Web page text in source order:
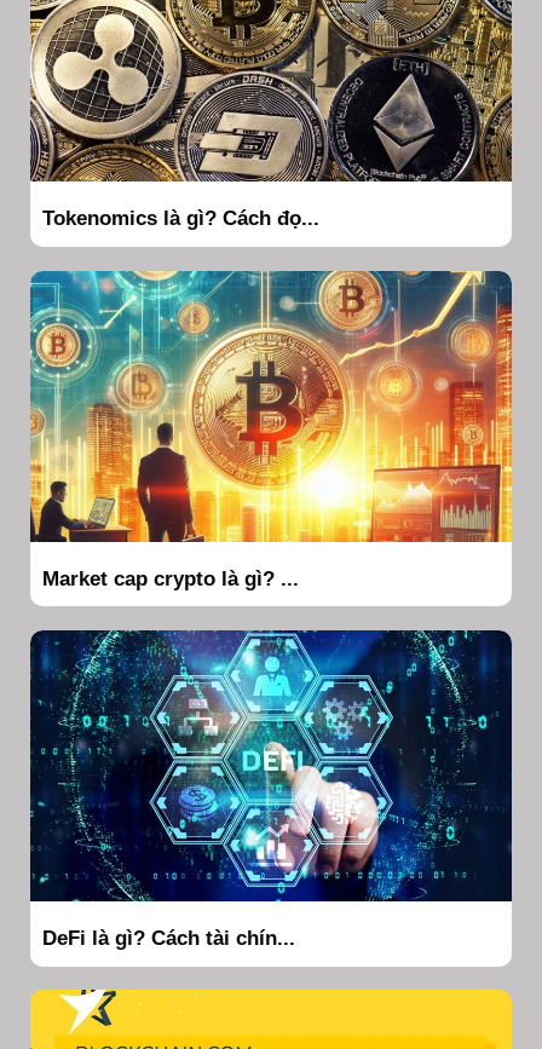
Tokenomics là gì? Cách đọ...
Market cap crypto là gì? ...
DeFi là gì? Cách tài chín...